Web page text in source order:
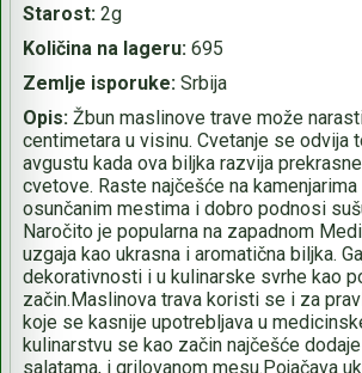
Starost: 2g
Količina na lageru: 695
Zemlje isporuke: Srbija
Opis: Žbun maslinove trave može
centimetara u visinu. Cvetanje se odvija
avgustu kada ova biljka razvija
cvetove. Raste najčešće na
osunčanim mestima i dobro podnosi
Naročito je popularna na zapadnom
uzgaja kao ukrasna i aromatična biljka.
dekorativnosti i u kulinarske svrhe kao
začin.Maslinova trava koristi se i za
koje se kasnije upotrebljava u
kulinarstvu se kao začin najčešće
salatama, i grilovanom mesu.Pojačava